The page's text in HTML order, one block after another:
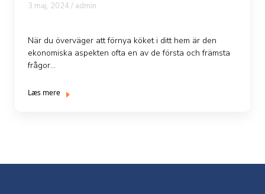
3 maj, 2024 / admin
När du överväger att förnya köket i ditt hem är den
ekonomiska aspekten ofta en av de första och främsta
frågor...
Læs mere